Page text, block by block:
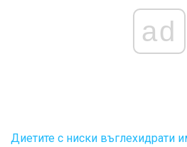
ad
Диетите с ниски въглехидрати